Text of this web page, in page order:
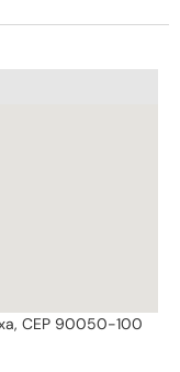
CEP 90050-100